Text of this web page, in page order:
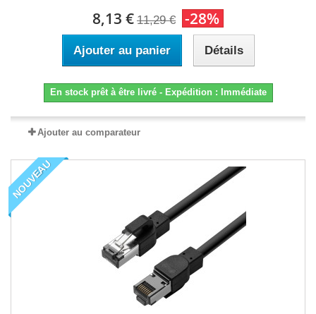
8,13 € 11,29 € -28%
Ajouter au panier Détails
En stock prêt à être livré - Expédition : Immédiate
Ajouter au comparateur
NOUVEAU